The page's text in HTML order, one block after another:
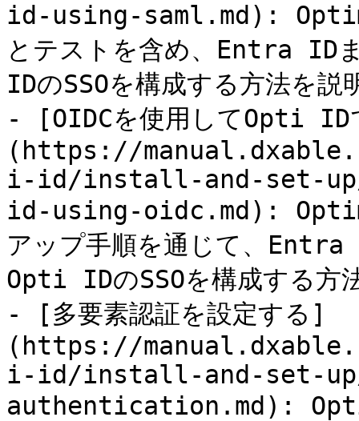
id-using-saml.md):
とテストを含め、Entra ID
IDのSSOを構成する方法を説
- [OIDCを使用してOpti ID
(https://
i-id/install-and-set-
id-using-oidc.md):
アップ手順を通じて、Entra
Opti IDのSSOを構成する方
- [多要素認証を設定する]
(https://
i-id/install-and-set-
authentication.md):